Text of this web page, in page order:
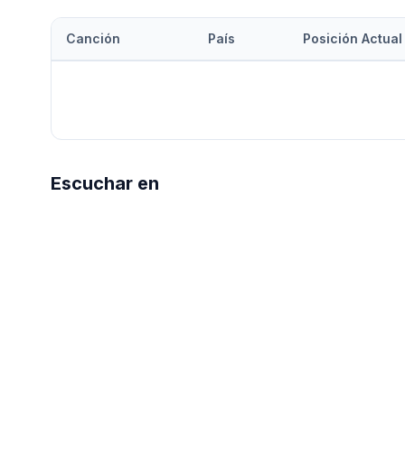
Canción País Posición Actual
Escuchar en